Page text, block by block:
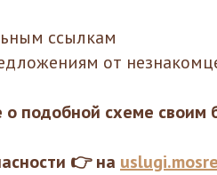
ссылкам
от
подобной схеме своим
👉 на